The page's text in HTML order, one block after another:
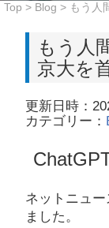
Top > Blog > もう人
もう人
京大を
更新日時：
カテゴリー：
ネットニュ
ました。